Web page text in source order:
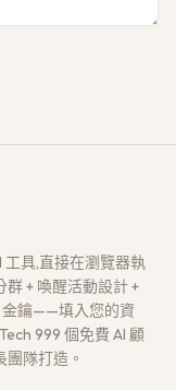
工具,直接在瀏覽器執
+ 喚醒活動設計 +
金鑰——填入您的資
999 個免費 AI 顧
隊打造。